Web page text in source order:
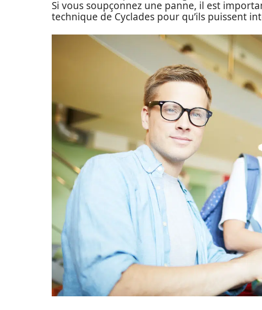
Si vous soupçonnez une panne, il est
technique de Cyclades pour qu’ils puissent